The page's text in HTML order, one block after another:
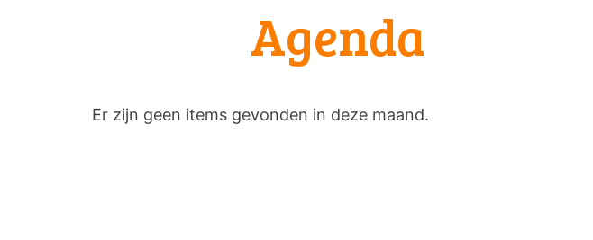
Agenda
Er zijn geen items gevonden in deze maand.